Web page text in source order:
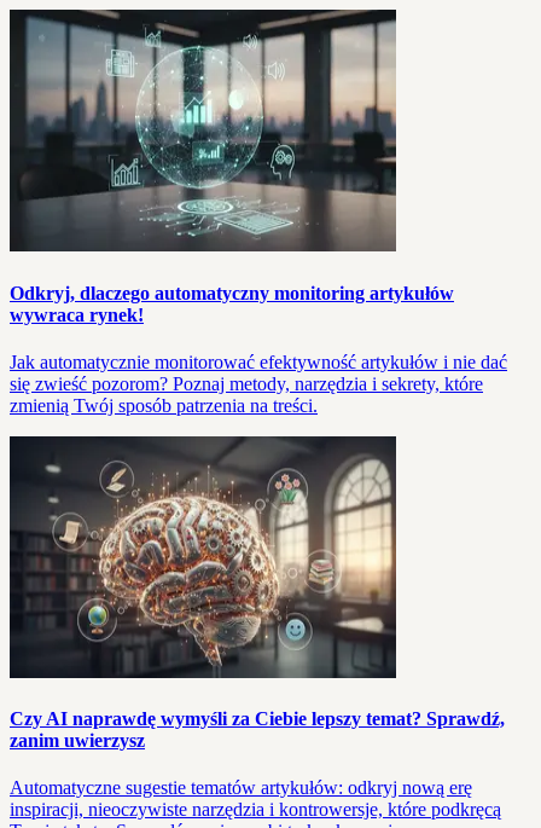
Odkryj, dlaczego automatyczny monitoring artykułów
wywraca rynek!
Jak automatycznie monitorować efektywność artykułów i nie dać
się zwieść pozorom? Poznaj metody, narzędzia i sekrety, które
zmienią Twój sposób patrzenia na treści.
Czy AI naprawdę wymyśli za Ciebie lepszy temat? Sprawdź,
zanim uwierzysz
Automatyczne sugestie tematów artykułów: odkryj nową erę
inspiracji, nieoczywiste narzędzia i kontrowersje, które podkręcą